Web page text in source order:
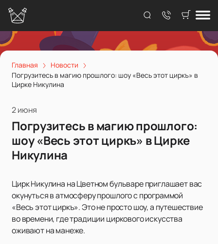
Главная
Новости
Погрузитесь в магию прошлого: шоу «Весь этот циркъ» в
Цирке Никулина
2 июня
Погрузитесь в магию прошлого:
шоу «Весь этот циркъ» в Цирке
Никулина
Цирк Никулина на Цветном бульваре приглашает вас
окунуться в атмосферу прошлого с программой
«Весь этот циркъ». Это не просто шоу, а путешествие
во времени, где традиции циркового искусства
оживают на манеже.